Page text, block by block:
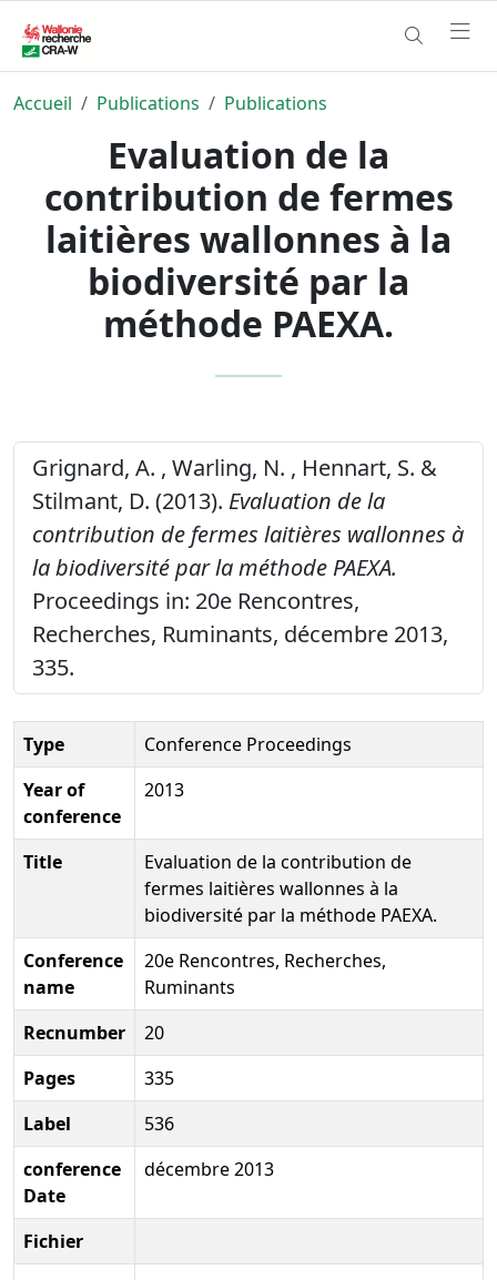
Accueil Publications Publications
Evaluation de la
contribution de fermes
laitières wallonnes à la
biodiversité par la
méthode PAEXA.
Grignard, A. , Warling, N. , Hennart, S. &
Stilmant, D. (2013). Evaluation de la
contribution de fermes laitières wallonnes à
la biodiversité par la méthode PAEXA.
Proceedings in: 20e Rencontres,
Recherches, Ruminants, décembre 2013,
335.
Type
Conference Proceedings
Year of
conference
2013
Title
Evaluation de la contribution de
fermes laitières wallonnes à la
biodiversité par la méthode PAEXA.
Conference
name
20e Rencontres, Recherches,
Ruminants
Recnumber
20
Pages
335
Label
536
conference
Date
décembre 2013
Fichier